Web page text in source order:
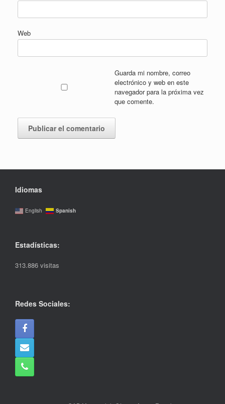
Web
Guarda mi nombre, correo
electrónico y web en este
navegador para la próxima vez
que comente.
Idiomas
English Spanish
Estadísticas:
313.886 visitas
Redes Sociales: